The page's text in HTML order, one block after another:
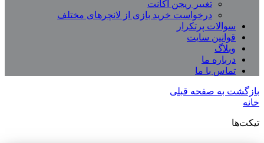
تغییر ریجن اکانت
درخواست خرید بازی از لانچرهای مختلف
سوالات پرتکرار
قوانین سایت
وبلاگ
درباره ما
تماس با ما
بازگشت به صفحه قبلی
خانه
تیکت‌ها